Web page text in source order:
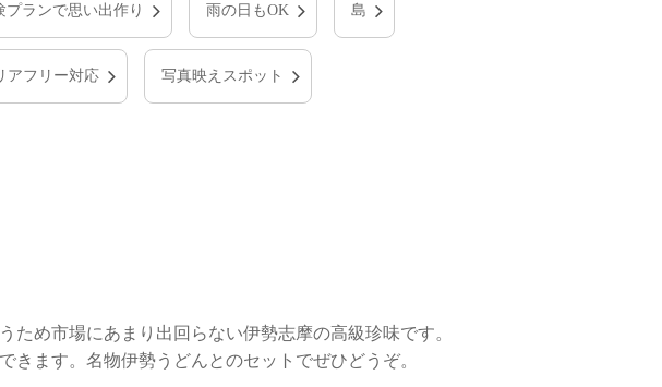
プランで思い出作り 雨の日もOK 島
アフリー対応 写真映えスポット
め市場にあまり出回らない伊勢志摩の高級珍味です。
ます。名物伊勢うどんとのセットでぜひどうぞ。